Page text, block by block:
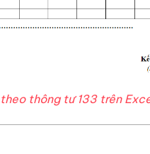
thông tư 133 trên